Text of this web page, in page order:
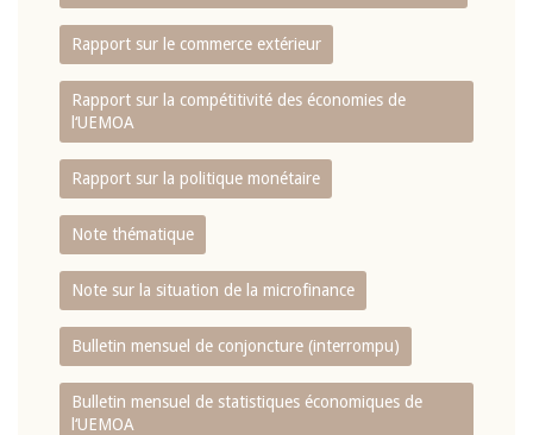
Rapport sur le commerce extérieur
Rapport sur la compétitivité des économies de
l‘UEMOA
Rapport sur la politique monétaire
Note thématique
Note sur la situation de la microfinance
Bulletin mensuel de conjoncture (interrompu)
Bulletin mensuel de statistiques économiques de
l‘UEMOA